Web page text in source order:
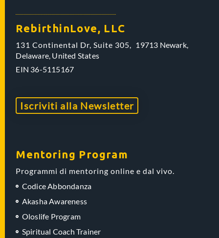
RebirthinLove, LLC
131 Continental Dr, Suite 305, 19713 Newark,
Delaware, United States
EIN 36-5115167
Iscriviti alla Newsletter
Mentoring Program
Programmi di mentoring online e dal vivo.
Codice Abbondanza
Akasha Awareness
Oloslife Program
Spiritual Coach Trainer